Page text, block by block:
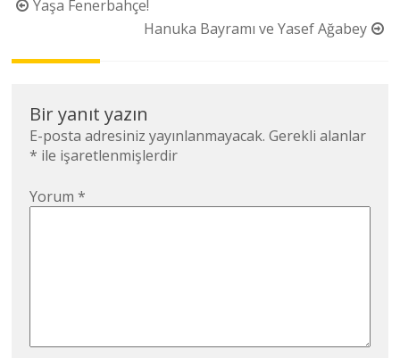
YazıYaşa Fenerbahçe!
Hanuka Bayramı ve Yasef Ağabey
Bir yanıt yazın
E-posta adresiniz yayınlanmayacak. Gerekli alanlar
* ile işaretlenmişlerdir
Yorum*